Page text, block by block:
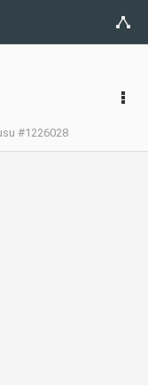
#1226028